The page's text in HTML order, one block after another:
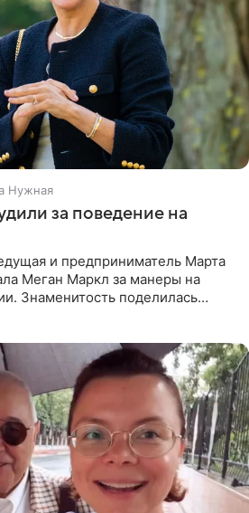
Нужная
за поведение на
и предприниматель Марта
Меган Маркл за манеры на
Знаменитость поделилась